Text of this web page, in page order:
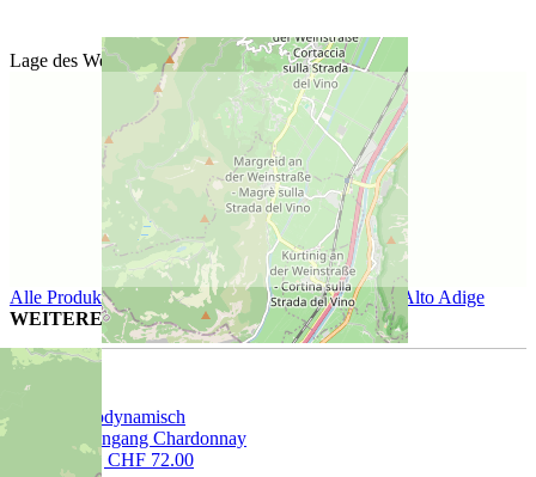
Lage des Weinguts
Alle Produkte der Region Alto Adige Produkte von Alto Adige
WEITERE AUSGESUCHTE WEINE FÜR SIE
Löwengang Chardonnay
75 cl | CHF 72.00